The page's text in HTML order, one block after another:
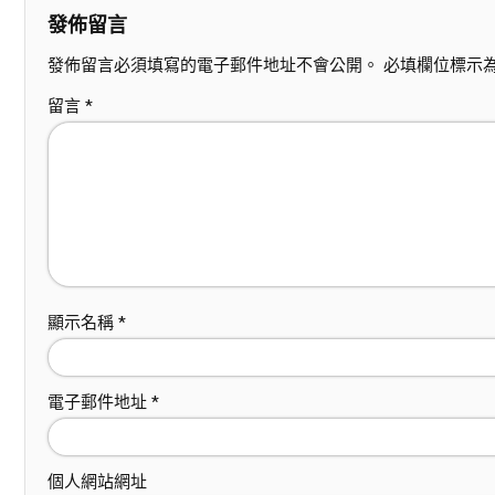
發佈留言
發佈留言必須填寫的電子郵件地址不會公開。 必填欄位標示
留言 *
顯示名稱 *
電子郵件地址 *
個人網站網址